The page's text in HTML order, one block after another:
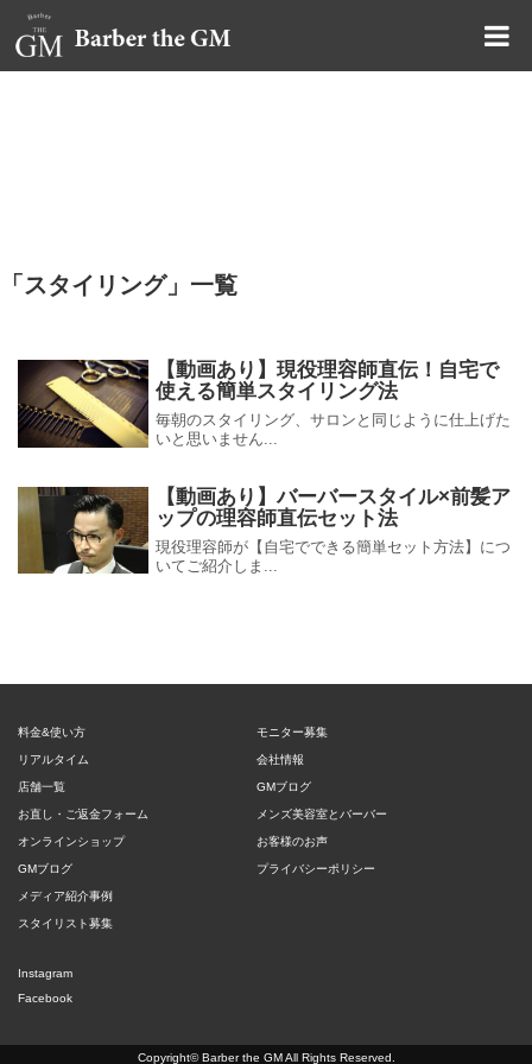
「 スタイリング」 一覧
【動画あり】現役理容師直伝！自宅で
使える簡単スタイリング法
毎朝のスタイリング、サロンと同じように仕上げた
いと思いません...
【動画あり】バーバースタイル×前髪ア
ップの理容師直伝セット法
現役理容師が【自宅でできる簡単セット方法】につ
いてご紹介しま...
料金&使い方
リアルタイム
店舗一覧
お直し・ご返金フォーム
オンラインショップ
GMブログ
メディア紹介事例
スタイリスト募集
モニター募集
会社情報
GMブログ
メンズ美容室とバーバー
お客様のお声
プライバシーポリシー
Instagram
Facebook
Copyright© Barber the GM All Rights Reserved.